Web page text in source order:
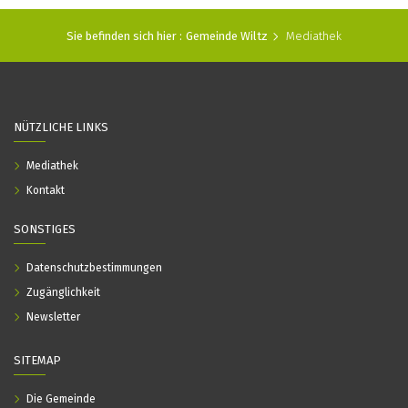
Sie befinden sich hier : Gemeinde Wiltz Mediathek
SITEMAP
Die Gemeinde
NÜTZLICHE LINKS
Mediathek
Kontakt
SONSTIGES
Datenschutzbestimmungen
Zugänglichkeit
Newsletter